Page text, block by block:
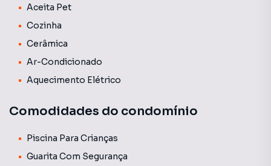
Agende agora mesmo sua visita!
Aceita Pet
Cozinha
Cerâmica
Ar-Condicionado
Aquecimento Elétrico
Comodidades do condomínio
Piscina Para Crianças
Guarita Com Segurança